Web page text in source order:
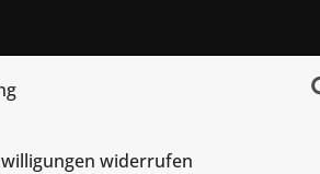
widerrufen